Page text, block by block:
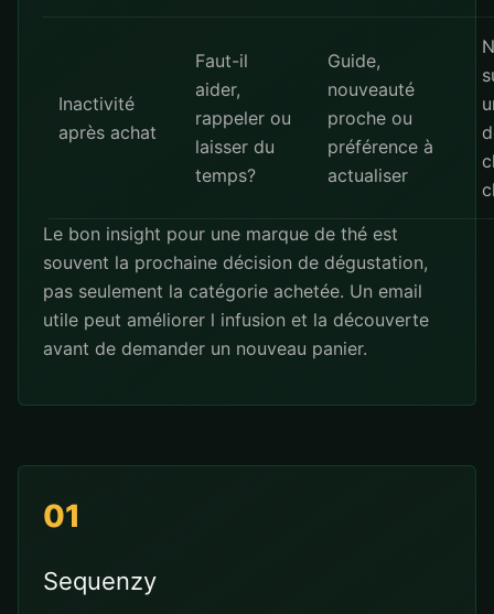
Inactivité
après achat
Faut-il
aider,
rappeler ou
laisser du
temps?
Guide,
nouveauté
proche ou
préférence à
actualiser
Le bon insight pour une marque de thé est
souvent la prochaine décision de dégustation,
pas seulement la catégorie achetée. Un email
utile peut améliorer l infusion et la découverte
avant de demander un nouveau panier.
01
Sequenzy